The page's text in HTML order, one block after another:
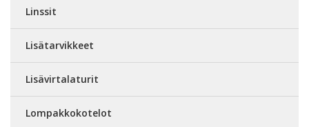
Linssit
Lisätarvikkeet
Lisävirtalaturit
Lompakkokotelot